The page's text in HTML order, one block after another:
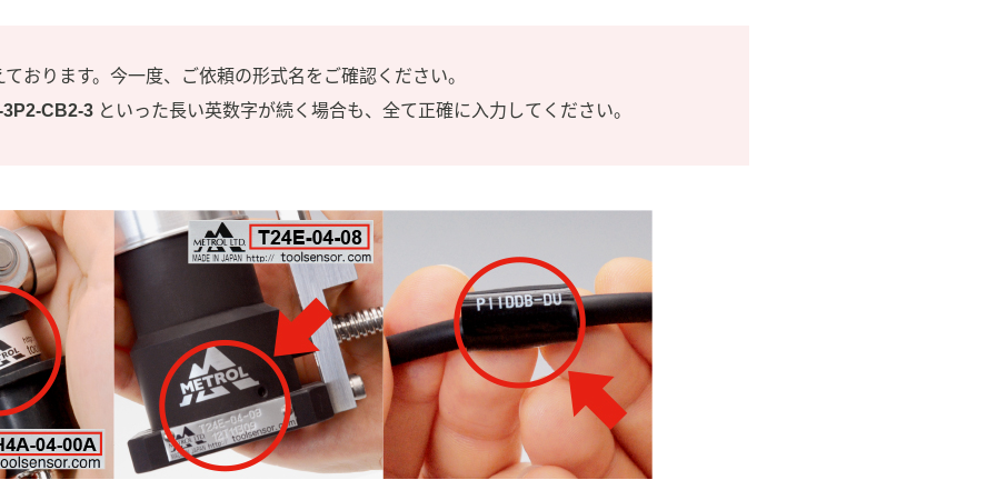
おります。今一度、ご依頼の形式名をご確認ください。
CB2-3 といった長い英数字が続く場合も、全て正確に入力してください。